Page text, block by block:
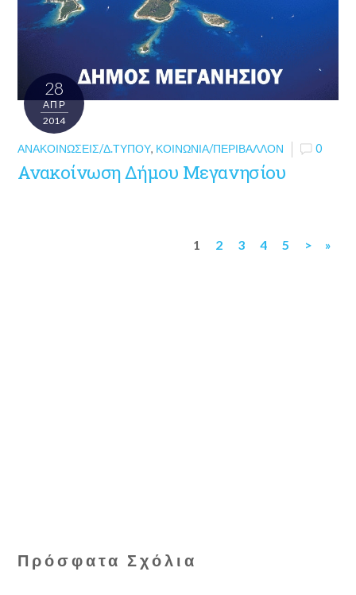
28
ΑΠΡ
2014
ΑΝΑΚΟΙΝΏΣΕΙΣ/Δ.ΤΎΠΟΥ, ΚΟΙΝΩΝΊΑ/ΠΕΡΙΒΆΛΛΟΝ 0
Ανακοίνωση Δήμου Μεγανησίου
1 2 3 4 5 > »
Πρόσφατα Σχόλια